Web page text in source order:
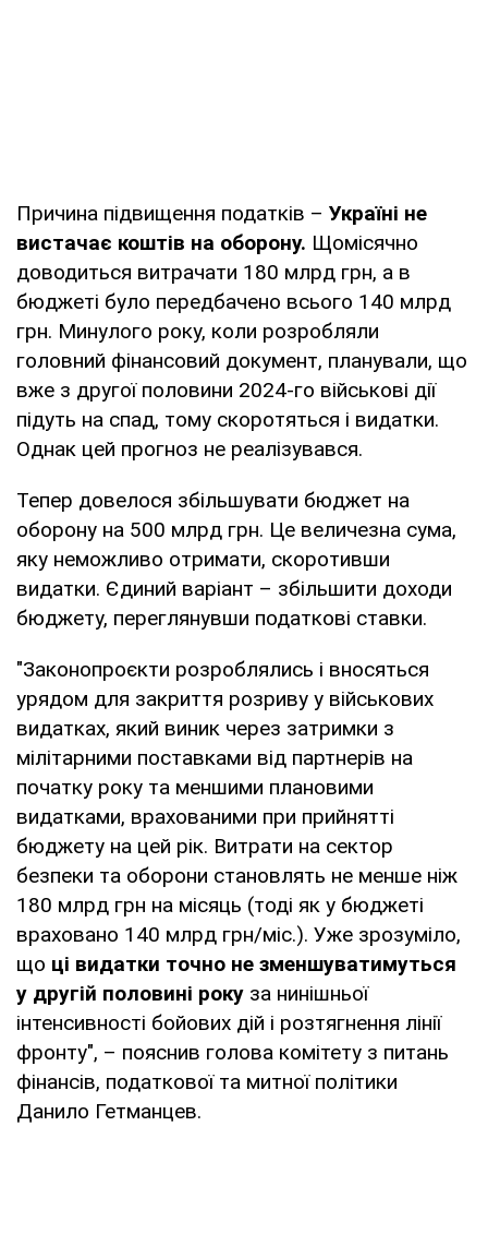
Причина підвищення податків – Україні не
вистачає коштів на оборону. Щомісячно
доводиться витрачати 180 млрд грн, а в
бюджеті було передбачено всього 140 млрд
грн. Минулого року, коли розробляли
головний фінансовий документ, планували, що
вже з другої половини 2024-го військові дії
підуть на спад, тому скоротяться і видатки.
Однак цей прогноз не реалізувався.
Тепер довелося збільшувати бюджет на
оборону на 500 млрд грн. Це величезна сума,
яку неможливо отримати, скоротивши
видатки. Єдиний варіант – збільшити доходи
бюджету, переглянувши податкові ставки.
"Законопроєкти розроблялись і вносяться
урядом для закриття розриву у військових
видатках, який виник через затримки з
мілітарними поставками від партнерів на
початку року та меншими плановими
видатками, врахованими при прийнятті
бюджету на цей рік. Витрати на сектор
безпеки та оборони становлять не менше ніж
180 млрд грн на місяць (тоді як у бюджеті
враховано 140 млрд грн/міс.). Уже зрозуміло,
що ці видатки точно не зменшуватимуться
у другій половині року за нинішньої
інтенсивності бойових дій і розтягнення лінії
фронту", – пояснив голова комітету з питань
фінансів, податкової та митної політики
Данило Гетманцев.